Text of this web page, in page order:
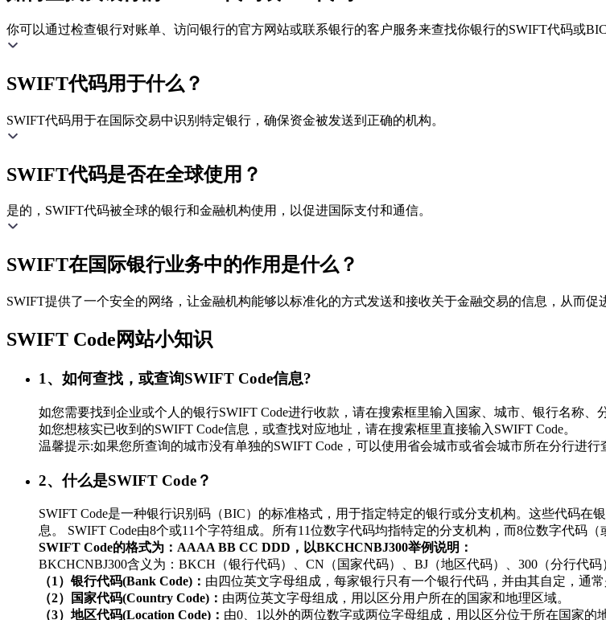
你可以通过检查银行对账单、访问银行的官方网站或联系银行的客户服务来查找你银行的SWIFT代码或
SWIFT代码用于什么？
SWIFT代码用于在国际交易中识别特定银行，确保资金被发送到正确的机构。
SWIFT代码是否在全球使用？
是的，SWIFT代码被全球的银行和金融机构使用，以促进国际支付和通信。
SWIFT在国际银行业务中的作用是什么？
SWIFT提供了一个安全的网络，让金融机构能够以标准化的方式发送和接收关于金融交易的信息，从而促
SWIFT Code网站小知识
1、如何查找，或查询SWIFT Code信息?
如您需要找到企业或个人的银行SWIFT Code进行收款，请在搜索框里输入国家、城市、银行名称、
如您想核实已收到的SWIFT Code信息，或查找对应地址，请在搜索框里直接输入SWIFT Code。
温馨提示:如果您所查询的城市没有单独的SWIFT Code，可以使用省会城市或省会城市所在分行进行
2、什么是SWIFT Code？
SWIFT Code是一种银行识别码（BIC）的标准格式，用于指定特定的银行或分支机构。这些代码
息。 SWIFT Code由8个或11个字符组成。所有11位数字代码均指特定的分支机构，而8位数字代码
SWIFT Code的格式为：AAAA BB CC DDD，以BKCHCNBJ300举例说明：
BKCHCNBJ300含义为：BKCH（银行代码）、CN（国家代码）、BJ（地区代码）、300（分行代码
（1）银行代码(Bank Code)： 由四位英文字母组成，每家银行只有一个银行代码，并由其自定，通
（2）国家代码(Country Code)： 由两位英文字母组成，用以区分用户所在的国家和地理区域。
（3）地区代码(Location Code)： 由0、1以外的两位数字或两位字母组成，用以区分位于所在国家的